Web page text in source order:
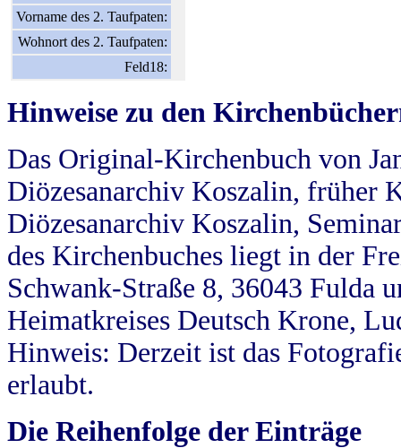
Vorname des 2. Taufpaten:
Wohnort des 2. Taufpaten:
Feld18:
Hinweise zu den
Das Original-Kirchenbuch von
Diözesanarchiv Koszalin, früher
Diözesanarchiv Koszalin,
des Kirchenbuches liegt in der
Schwank-Straße 8, 36043 Fulda
Heimatkreises Deutsch Krone,
Hinweis: Derzeit ist das
erlaubt.
Die Reihenfolge der Einträge